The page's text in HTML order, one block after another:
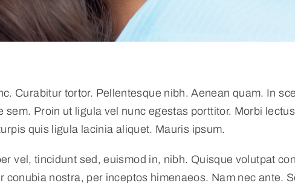
Curabitur tortor. Pellentesque nibh. Aenean quam. In
sem. Proin ut ligula vel nunc egestas porttitor. Morbi
quis ligula lacinia aliquet. Mauris ipsum.
vel, tincidunt sed, euismod in, nibh. Quisque volutpat
conubia nostra, per inceptos himenaeos. Nam nec ante.